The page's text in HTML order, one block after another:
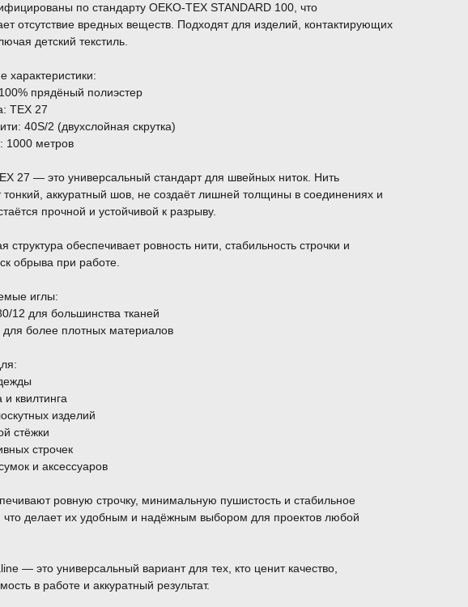
по стандарту OEKO-TEX STANDARD 100, что
отсутствие вредных веществ. Подходят для изделий, контактирующих
детский текстиль.
характеристики:
прядёный полиэстер
TEX 27
40S/2 (двухслойная скрутка)
1000 метров
27 — это универсальный стандарт для швейных ниток. Нить
аккуратный шов, не создаёт лишней толщины в соединениях и
прочной и устойчивой к разрыву.
структура обеспечивает ровность нити, стабильность строчки и
обрыва при работе.
иглы:
12 для большинства тканей
более плотных материалов
квилтинга
изделий
стёжки
строчек
и аксессуаров
ровную строчку, минимальную пушистость и стабильное
что делает их удобным и надёжным выбором для проектов любой
— это универсальный вариант для тех, кто ценит качество,
в работе и аккуратный результат.